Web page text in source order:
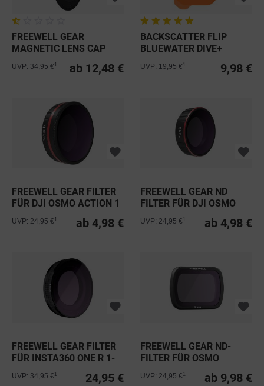
FREEWELL GEAR
MAGNETIC LENS CAP
ab 12,48 €
UVP: 34,95 €
BACKSCATTER FLIP
BLUEWATER DIVE+
FILTER 20-40FT
9,98 €
UVP: 19,95 €
FREEWELL GEAR FILTER
FÜR DJI OSMO ACTION 1
ab 4,98 €
UVP: 24,95 €
FREEWELL GEAR ND
FILTER FÜR DJI OSMO
ACTION 1...
ab 4,98 €
UVP: 24,95 €
FREEWELL GEAR FILTER
FÜR INSTA360 ONE R 1-
24,95 €
UVP: 34,95 €
FREEWELL GEAR ND-
FILTER FÜR OSMO
POCKET & POCKET 2
ab 9,98 €
UVP: 24,95 €